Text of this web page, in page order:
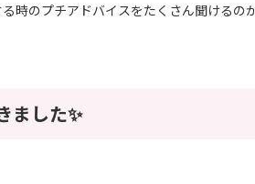
時のプチアドバイスをたくさん聞けるの
ました✨